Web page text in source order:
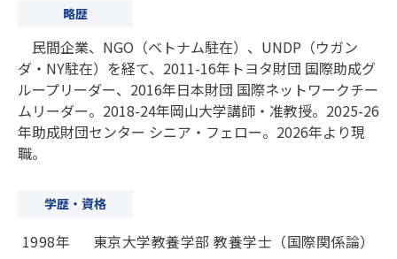
略歴
民間企業、NGO（ベトナム駐在）、UNDP（ウガン
ダ・NY駐在）を経て、2011-16年トヨタ財団 国際助成グ
ループリーダー、2016年日本財団 国際ネットワークチー
ムリーダー。2018-24年岡山大学講師・准教授。2025-26
年助成財団センター シニア・フェロー。2026年より現
職。
学歴・資格
1998年
東京大学教養学部 教養学士（国際関係論）